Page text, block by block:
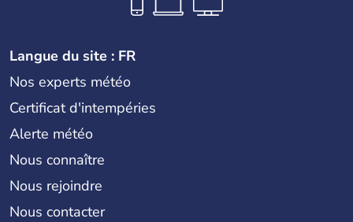
Langue du site : FR
Nos experts météo
Certificat d'intempéries
Alerte météo
Nous connaître
Nous rejoindre
Nous contacter